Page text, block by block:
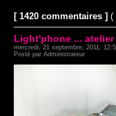
[ 1420 commentaires ] (
Light'phone ...
mercredi, 21 septembre, 2011,
Posté par Administrateur